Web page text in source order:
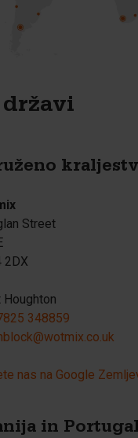
Street
2DX
Houghton
348859
nas na Google
in